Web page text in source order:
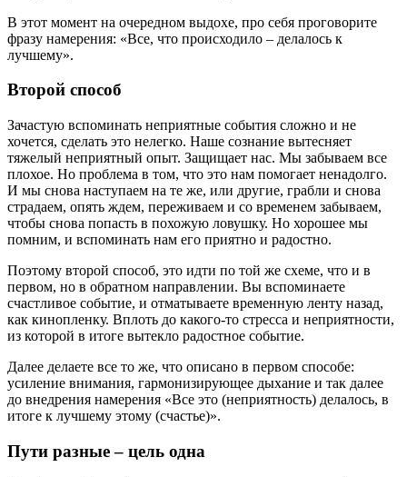
В этот момент на очередном выдохе, про себя проговорите
фразу намерения: «Все, что происходило – делалось к
лучшему».
Второй способ
Зачастую вспоминать неприятные события сложно и не
хочется, сделать это нелегко. Наше сознание вытесняет
тяжелый неприятный опыт. Защищает нас. Мы забываем все
плохое. Но проблема в том, что это нам помогает ненадолго.
И мы снова наступаем на те же, или другие, грабли и снова
страдаем, опять ждем, переживаем и со временем забываем,
чтобы снова попасть в похожую ловушку. Но хорошее мы
помним, и вспоминать нам его приятно и радостно.
Поэтому второй способ, это идти по той же схеме, что и в
первом, но в обратном направлении. Вы вспоминаете
счастливое событие, и отматываете временную ленту назад,
как кинопленку. Вплоть до какого-то стресса и неприятности,
из которой в итоге вытекло радостное событие.
Далее делаете все то же, что описано в первом способе:
усиление внимания, гармонизирующее дыхание и так далее
до внедрения намерения «Все это (неприятность) делалось, в
итоге к лучшему этому (счастье)».
Пути разные – цель одна